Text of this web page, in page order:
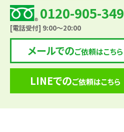
0120-905-349
[電話受付] 9:00～20:00
メールでのご依頼はこちら
LINEでのご依頼はこちら